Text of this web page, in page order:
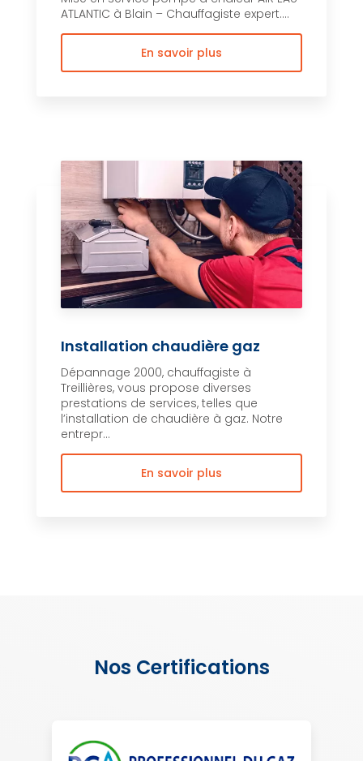
ATLANTIC à Blain – Chauffagiste expert....
En savoir plus
Installation chaudière gaz
Dépannage 2000, chauffagiste à
Treillières, vous propose diverses
prestations de services, telles que
l’installation de chaudière à gaz. Notre
entrepr...
En savoir plus
Nos Certifications